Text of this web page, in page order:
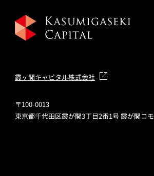
霞ヶ関キャピタル株式会社
〒100-0013
東京都千代田区霞が関3丁目2番1号 霞が関コ